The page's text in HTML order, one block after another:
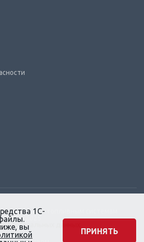
к топливным системам
– 2025
персональных данных
1С-
вы
ПРИНЯТЬ